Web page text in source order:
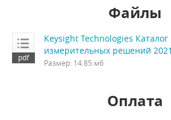
Файлы
Keysight Technologies
измерительных решений
Размер: 14.85 мб
Оплата